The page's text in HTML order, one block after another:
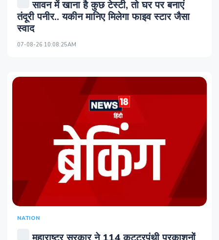
सावन में खाना है कुछ टेस्टी, तो घर पर बनाएं
तंदूरी पनीर.. यकीन मानिए मिलेगा फाइव स्टार जैसा
स्वाद
07-08-26 10:08:25AM
NATION